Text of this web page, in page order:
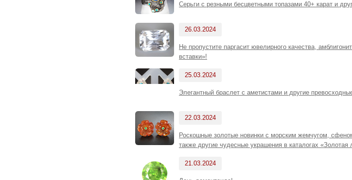
Cерьги с резными бесцветными топазами 40+ карат и
26.03.2024
Не пропустите паргасит ювелирного качества,
вставки»!
25.03.2024
Элегантный браслет с аметистами и другие
22.03.2024
Роскошные золотые новинки с морским жемчугом,
также другие чудесные украшения в каталогах
21.03.2024